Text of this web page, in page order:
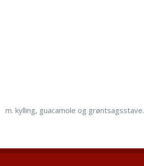
m. kylling, guacamole og grøntsagsstave.